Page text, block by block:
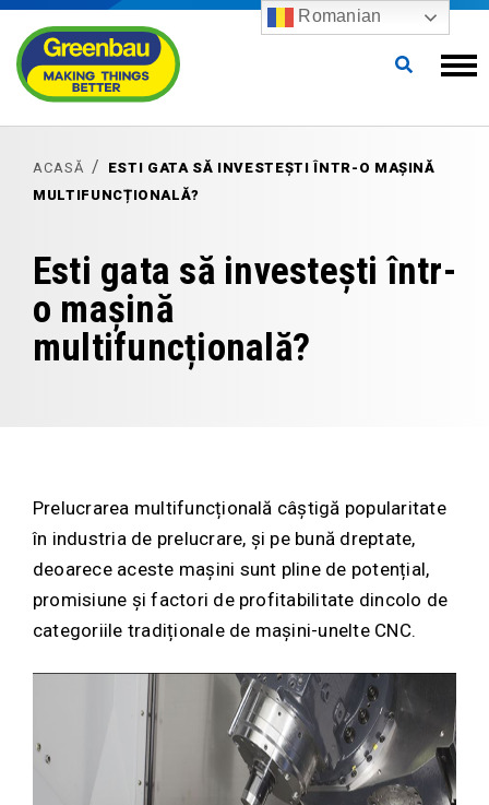
ACASĂ
ESTI GATA SĂ INVESTEȘTI ÎNTR-O MAȘINĂ
MULTIFUNCȚIONALĂ?
Esti gata să investești într-
o mașină
multifuncțională?
Prelucrarea multifuncțională câștigă popularitate
în industria de prelucrare, și pe bună dreptate,
deoarece aceste mașini sunt pline de potențial,
promisiune și factori de profitabilitate dincolo de
categoriile tradiționale de mașini-unelte CNC.
Romanian